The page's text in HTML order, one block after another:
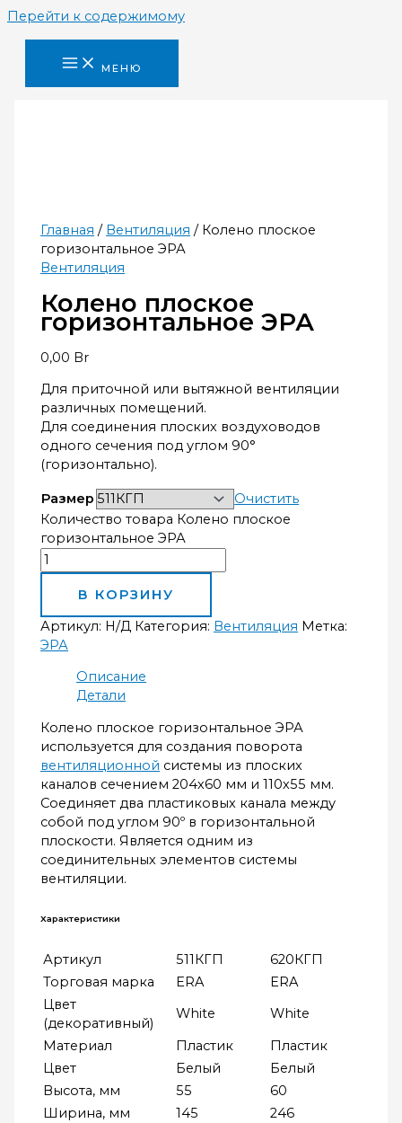
Перейти к содержимому
МЕНЮ
Главная / Вентиляция / Колено плоское
горизонтальное ЭРА
Вентиляция
Колено плоское
горизонтальное ЭРА
0,00 Br
Для приточной или вытяжной вентиляции
различных помещений.
Для соединения плоских воздуховодов
одного сечения под углом 90°
(горизонтально).
Размер
Очистить
Количество товара Колено плоское
горизонтальное ЭРА
В КОРЗИНУ
Артикул: Н/Д Категория: Вентиляция Метка:
ЭРА
Описание
Детали
Колено плоское горизонтальное ЭРА
используется для создания поворота
вентиляционной системы из плоских
каналов сечением 204х60 мм и 110х55 мм.
Соединяет два пластиковых канала между
собой под углом 90º в горизонтальной
плоскости. Является одним из
соединительных элементов системы
вентиляции.
Характеристики
Артикул 511КГП
620КГП
Торговая марка
ERA
ERA
Цвет
(декоративный)
White
White
Материал
Пластик
Пластик
Цвет
Белый
Белый
Высота, мм
55
60
Ширина, мм
145
246